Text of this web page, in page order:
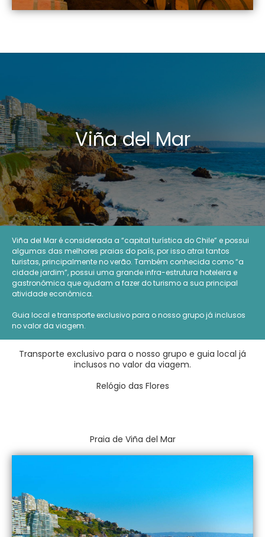
Viña del Mar
Viña del Mar é considerada a “capital turística do Chile” e possui
algumas das melhores praias do país, por isso atrai tantos
turistas, principalmente no verão. Também conhecida como “a
cidade jardim”, possui uma grande infra-estrutura hoteleira e
gastronômica que ajudam a fazer do turismo a sua principal
atividade econômica.
Guia local e transporte exclusivo para o nosso grupo já inclusos
no valor da viagem.
Transporte exclusivo para o nosso grupo e guia local já
inclusos no valor da viagem.
Relógio das Flores
Praia de Viña del Mar